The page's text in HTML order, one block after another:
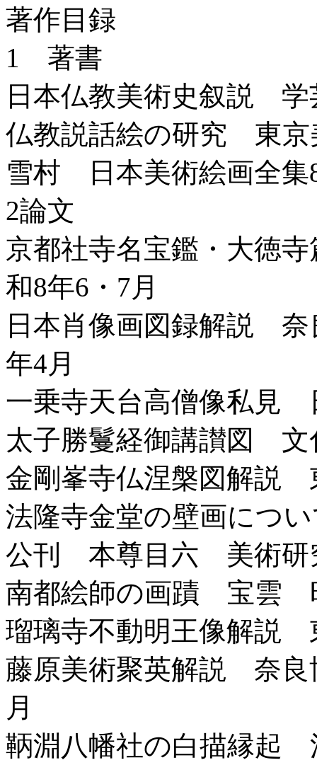
著作目録
1 著書
日本仏教美術史叙説
仏教説話絵の研究 東
雪村 日本美術絵画全
2論文
京都社寺名宝鑑・大徳
和8年6・7月
日本肖像画図録解説
年4月
一乗寺天台高僧像私見
太子勝鬘経御講讃図
金剛峯寺仏涅槃図解説
法隆寺金堂の壁画につ
公刊 本尊目六 美術研
南都絵師の画蹟 宝雲
瑠璃寺不動明王像解説
藤原美術聚英解説 奈
月
鞆淵八幡社の白描縁起